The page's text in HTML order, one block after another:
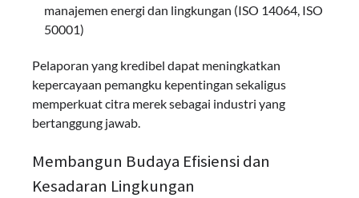
manajemen energi dan lingkungan (ISO 14064, ISO
50001)
Pelaporan yang kredibel dapat meningkatkan
kepercayaan pemangku kepentingan sekaligus
memperkuat citra merek sebagai industri yang
bertanggung jawab.
Membangun Budaya Efisiensi dan
Kesadaran Lingkungan